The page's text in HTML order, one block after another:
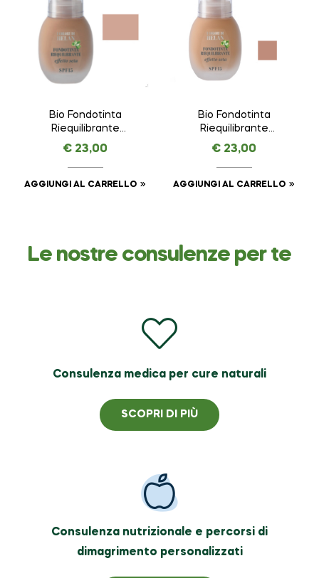
Bio Fondotinta
Riequilibrante
Sesamo – I COLORI
DI HELAN – VISO da
30 ml
€ 23,00
AGGIUNGI AL CARRELLO
Bio Fondotinta
Riequilibrante
Dattero – I COLORI
DI HELAN – VISO da
30 ml
€ 23,00
AGGIUNGI AL CARRELLO
Le nostre consulenze per te
Consulenza medica per cure naturali
SCOPRI DI PIÙ
Consulenza nutrizionale e percorsi di
dimagrimento personalizzati